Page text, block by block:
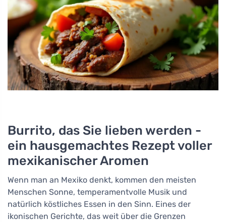
Burrito, das Sie lieben werden -
ein hausgemachtes Rezept voller
mexikanischer Aromen
Wenn man an Mexiko denkt, kommen den meisten
Menschen Sonne, temperamentvolle Musik und
natürlich köstliches Essen in den Sinn. Eines der
ikonischen Gerichte, das weit über die Grenzen